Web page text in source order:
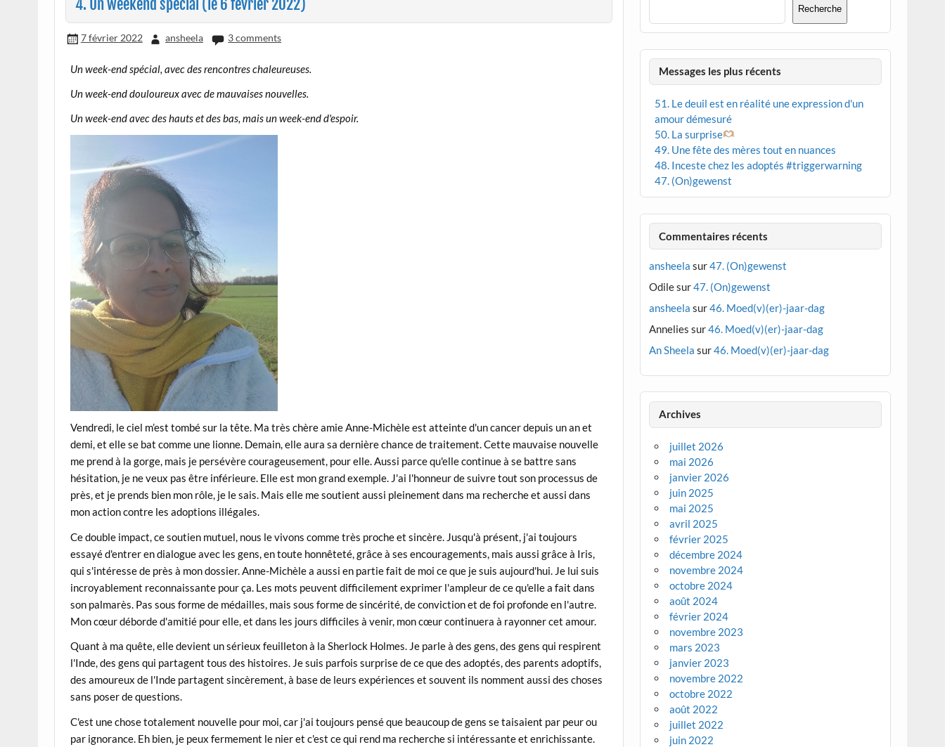
4. Un weekend spécial (le 6 février 2022)
7 février 2022 ansheela 3 comments
Un week-end spécial, avec des rencontres chaleureuses.
Un week-end douloureux avec de mauvaises nouvelles.
Un week-end avec des hauts et des bas, mais un week-end d'espoir.
Vendredi, le ciel m’est tombé sur la tête. Ma très chère amie Anne-Michèle est atteinte d'un cancer depuis un an et
demi, et elle se bat comme une lionne. Demain, elle aura sa dernière chance de traitement. Cette mauvaise nouvelle
me prend à la gorge, mais je persévère courageusement, pour elle. Aussi parce qu'elle continue à se battre sans
hésitation, je ne veux pas être inférieure. Elle est mon grand exemple. J'ai l'honneur de suivre tout son processus de
près, et je prends bien mon rôle, je le sais. Mais elle me soutient aussi pleinement dans ma recherche et aussi dans
mon action contre les adoptions illégales.
Ce double impact, ce soutien mutuel, nous le vivons comme très proche et sincère. Jusqu'à présent, j'ai toujours
essayé d'entrer en dialogue avec les gens, en toute honnêteté, grâce à ses encouragements, mais aussi grâce à Iris,
qui s'intéresse de près à mon dossier. Anne-Michèle a aussi en partie fait de moi ce que je suis aujourd'hui. Je lui suis
incroyablement reconnaissante pour ça. Les mots peuvent difficilement exprimer l'ampleur de ce qu'elle a fait dans
son palmarès. Pas sous forme de médailles, mais sous forme de sincérité, de conviction et de foi profonde en l'autre.
Mon cœur déborde d'amitié pour elle, et dans les jours difficiles à venir, mon cœur continuera à rayonner cet amour.
Quant à ma quête, elle devient un sérieux feuilleton à la Sherlock Holmes. Je parle à des gens, des gens qui respirent
l'Inde, des gens qui partagent tous des histoires. Je suis parfois surprise de ce que des adoptés, des parents adoptifs,
des amoureux de l'Inde partagent sincèrement, à base de leurs expériences et souvent ils nomment aussi des choses
sans poser de questions.
C'est une chose totalement nouvelle pour moi, car j'ai toujours pensé que beaucoup de gens se taisaient par peur ou
par ignorance. Eh bien, je peux fermement le nier et c'est ce qui rend ma recherche si intéressante et enrichissante.
Recherche
Messages les plus récents
51. Le deuil est en réalité une expression d'un
amour démesuré
50. La surprise
49. Une fête des mères tout en nuances
48. Inceste chez les adoptés #triggerwarning
47. (On)gewenst
Commentaires récents
ansheela sur47. (On)gewenst
Odilesur47. (On)gewenst
ansheela sur46. Moed(v)(er)-jaar-dag
Annelies sur46. Moed(v)(er)-jaar-dag
An Sheela sur46. Moed(v)(er)-jaar-dag
Archives
juillet 2026
mai 2026
janvier 2026
juin 2025
mai 2025
avril 2025
février 2025
décembre 2024
novembre 2024
octobre 2024
août 2024
février 2024
novembre 2023
mars 2023
janvier 2023
novembre 2022
octobre 2022
août 2022
juillet 2022
juin 2022